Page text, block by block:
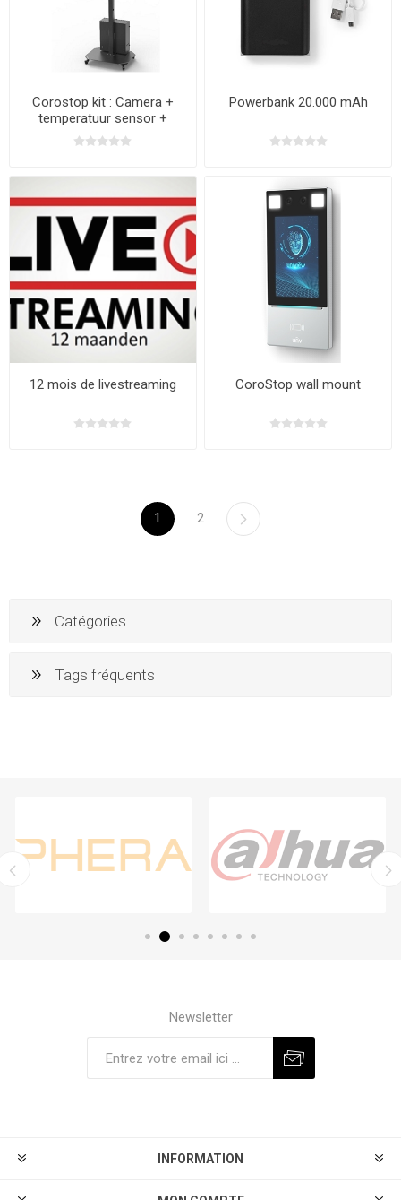
Corostop kit : Camera +
temperatuur sensor +
Monitor
Powerbank 20.000 mAh
12 mois de livestreaming CoroStop wall mount
1 2
Catégories
Tags fréquents
Newsletter
INFORMATION